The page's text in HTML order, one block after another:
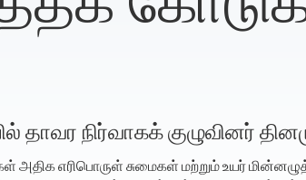
தாவர நிர்வாகக் குழுவினர்
எரிபொருள் சுமைகள் மற்றும் உயர்